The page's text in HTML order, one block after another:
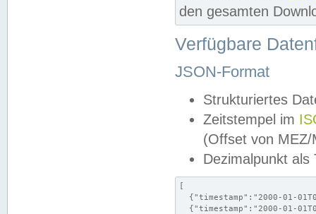
den gesamten
Verfügbare
JSON-Format
Strukturiertes
Zeitstempel im
(Offset von MEZ/
Dezimalpunkt als
[
{"timestamp":"2000-01-
{"timestamp":"2000-01-